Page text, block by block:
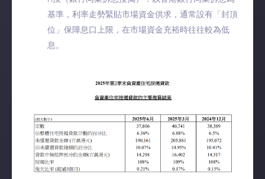
基準，利率走勢緊貼市場資金供求，通常設有「封頂
位」保障息口上限，在市場資金充裕時往往較為低
息。